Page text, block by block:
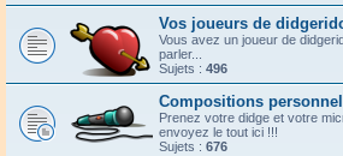
Vos joueurs de
Vous avez un joueur de
parler...
Sujets : 496
Compositions
Prenez votre didge et votre
envoyez le tout ici !!!
Sujets : 676